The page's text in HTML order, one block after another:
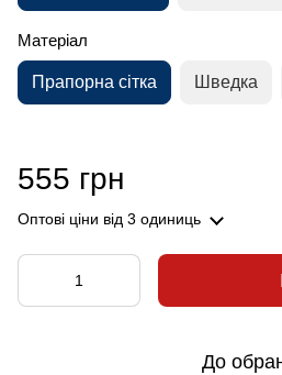
Матеріал
Прапорна сітка Шведка
555 грн
Оптові ціни від 3 одиниць
До